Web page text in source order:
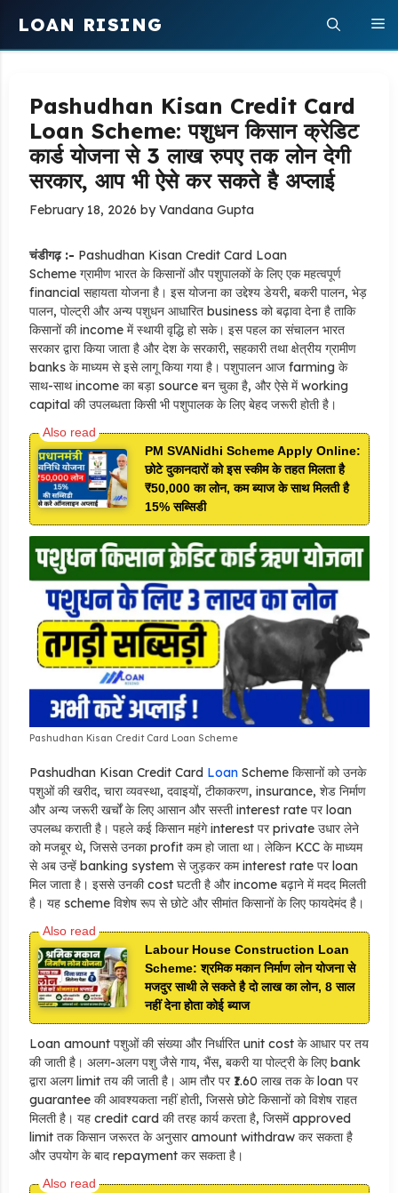
content
LOAN RISING
Pashudhan Kisan Credit Card
Loan Scheme: पशुधन किसान क्रेडिट
कार्ड योजना से 3 लाख रुपए तक लोन देगी
सरकार, आप भी ऐसे कर सकते है अप्लाई
February 18, 2026 byVandana Gupta
चंडीगढ़ :- Pashudhan Kisan Credit Card Loan
Scheme ग्रामीण भारत के किसानों और पशुपालकों के लिए एक महत्वपूर्ण
financial सहायता योजना है। इस योजना का उद्देश्य डेयरी, बकरी पालन, भेड़
पालन, पोल्ट्री और अन्य पशुधन आधारित business को बढ़ावा देना है ताकि
किसानों की income में स्थायी वृद्धि हो सके। इस पहल का संचालन भारत
सरकार द्वारा किया जाता है और देश के सरकारी, सहकारी तथा क्षेत्रीय ग्रामीण
banks के माध्यम से इसे लागू किया गया है। पशुपालन आज farming के
साथ-साथ income का बड़ा source बन चुका है, और ऐसे में working
capital की उपलब्धता किसी भी पशुपालक के लिए बेहद जरूरी होती है।
PM SVANidhi Scheme Apply Online:
छोटे दुकानदारों को इस स्कीम के तहत मिलता है
₹50,000 का लोन, कम ब्याज के साथ मिलती है
15% सब्सिडी
Pashudhan Kisan Credit Card Loan Scheme
Pashudhan Kisan Credit Card LoanScheme किसानों को उनके
पशुओं की खरीद, चारा व्यवस्था, दवाइयों, टीकाकरण, insurance, शेड निर्माण
और अन्य जरूरी खर्चों के लिए आसान और सस्ती interest rate पर loan
उपलब्ध कराती है। पहले कई किसान महंगे interest पर private उधार लेने
को मजबूर थे, जिससे उनका profit कम हो जाता था। लेकिन KCC के माध्यम
से अब उन्हें banking system से जुड़कर कम interest rate पर loan
मिल जाता है। इससे उनकी cost घटती है और income बढ़ाने में मदद मिलती
है। यह scheme विशेष रूप से छोटे और सीमांत किसानों के लिए फायदेमंद है।
Labour House Construction Loan
Scheme: श्रमिक मकान निर्माण लोन योजना से
मजदुर साथी ले सकते है दो लाख का लोन, 8 साल
नहीं देना होता कोई ब्याज
Loan amount पशुओं की संख्या और निर्धारित unit cost के आधार पर तय
की जाती है। अलग-अलग पशु जैसे गाय, भैंस, बकरी या पोल्ट्री के लिए bank
द्वारा अलग limit तय की जाती है। आम तौर पर ₹1.60 लाख तक के loan पर
guarantee की आवश्यकता नहीं होती, जिससे छोटे किसानों को विशेष राहत
मिलती है। यह credit card की तरह कार्य करता है, जिसमें approved
limit तक किसान जरूरत के अनुसार amount withdraw कर सकता है
और उपयोग के बाद repayment कर सकता है।